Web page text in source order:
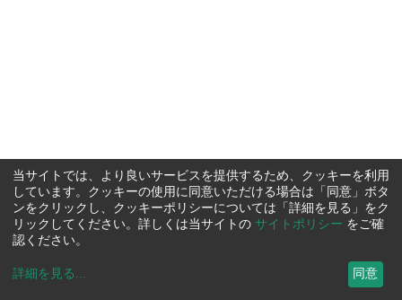
当サイトでは、より良いサービスを提供するため、クッキーを利用
しています。クッキーの使用に同意いただける場合は「同意」ボタ
ンをクリックし、クッキーポリシーについては「詳細を見る」をク
リックしてください。詳しくは当サイトの サイトポリシー をご確
認ください。
詳細を見る ... 同意